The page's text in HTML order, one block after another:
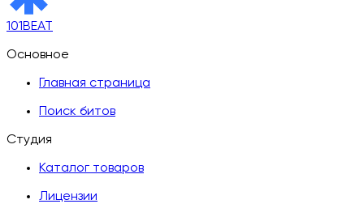
101BEAT
Основное
Главная страница
Поиск битов
Студия
Каталог товаров
Лицензии